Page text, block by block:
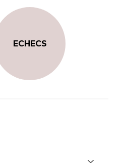
ECHECS